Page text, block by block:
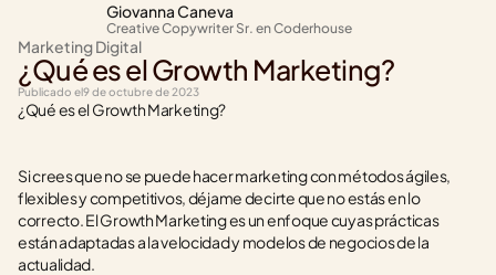
Giovanna Caneva
Creative Copywriter Sr. en Coderhouse
Marketing Digital
¿Qué es el Growth Marketing?
Publicado el9 de octubre de 2023
¿Qué es el Growth Marketing?
Si crees que no se puede hacer marketing con métodos ágiles,
flexibles y competitivos, déjame decirte que no estás en lo
correcto. El Growth Marketing es un enfoque cuyas prácticas
están adaptadas a la velocidad y modelos de negocios de la
actualidad.